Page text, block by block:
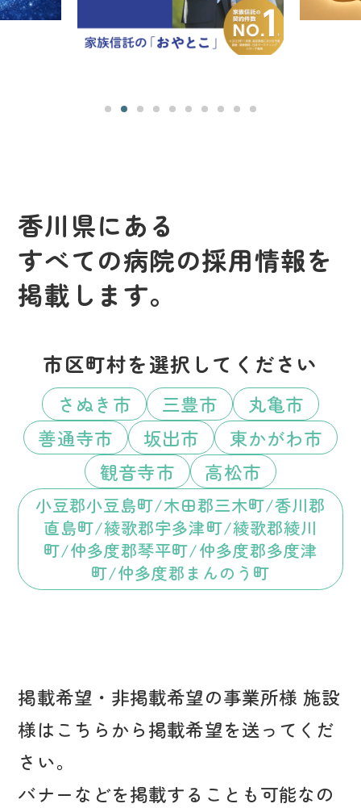
香川県にある
すべての病院の採用情報を
掲載します。
市区町村を選択してください
さぬき市 三豊市
丸亀市
善通寺市
坂出市
東かがわ市
観音寺市
高松市
小豆郡小豆島町/木田郡三木町/香川郡
直島町/綾歌郡宇多津町/綾歌郡綾川
町/仲多度郡琴平町/仲多度郡多度津
町/仲多度郡まんのう町
掲載希望・非掲載希望の事業所様 施設
様はこちらから掲載希望を送ってくだ
さい。
バナーなどを掲載することも可能なの